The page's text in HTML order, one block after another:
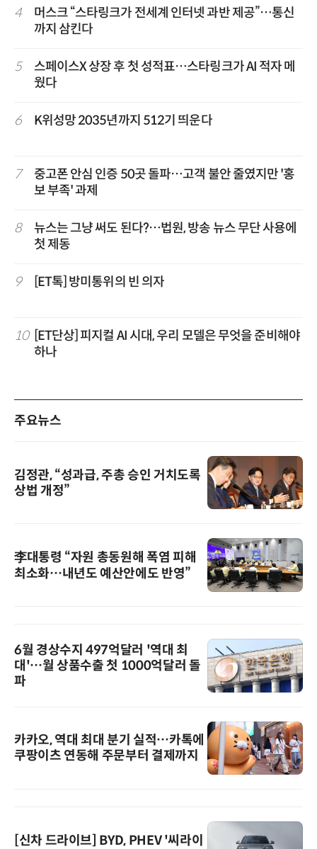
4
머스크 “스타링크가 전세계 인터넷 과반 제공”…통신
까지 삼킨다
5
스페이스X 상장 후 첫 성적표…스타링크가 AI 적자 메
웠다
6 K위성망 2035년까지 512기 띄운다
7
중고폰 안심 인증 50곳 돌파…고객 불안 줄였지만 '홍
보 부족' 과제
8
뉴스는 그냥 써도 된다?…법원, 방송 뉴스 무단 사용에
첫 제동
9 [ET톡] 방미통위의 빈 의자
10
[ET단상] 피지컬 AI 시대, 우리 모델은 무엇을 준비해야
하나
주요뉴스
김정관, “성과급, 주총 승인 거치도록
상법 개정”
李대통령 “자원 총동원해 폭염 피해
최소화…내년도 예산안에도 반영”
6월 경상수지 497억달러 '역대 최
대'…월 상품수출 첫 1000억달러 돌
파
카카오, 역대 최대 분기 실적…카톡에
쿠팡이츠 연동해 주문부터 결제까지
[신차 드라이브] BYD, PHEV '씨라이